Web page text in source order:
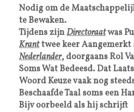
Nodig om de
te Bewaken.
Tijdens zijnDirectoraatwas
Kranttwee keer Aangemerkt
Nederlander, doorgaans Rol
Soms Wat Bedeesd. Dat
Woord Keuze vaak nog
Beschaafde Taal soms een
Bijv oorbeeld als hij schrijft